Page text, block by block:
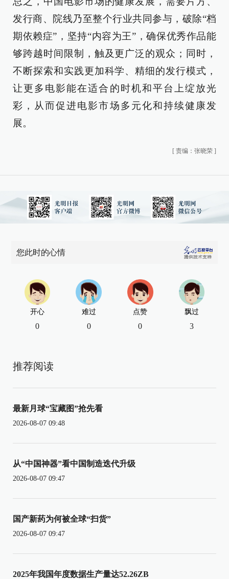
发行商、院线乃至整个行业共同参与，破除“档
期依赖症”，坚持“内容为王”，确保优秀作品能
够跨越时间限制，触及更广泛的观众；同时，
不断探索和实践更加科学、精细的发行模式，
让更多电影能在适合的时机和平台上绽放光
彩，从而促进电影市场多元化和持续健康发
展。
[ 责编：张晓荣 ]
您此时的心情
开心
0
难过
0
点赞
0
飘过
3
推荐阅读
最新月球“宝藏图”抢先看
2026-08-07 09:48
从“中国神器”看中国制造迭代升级
2026-08-07 09:47
国产新药为何被全球“扫货”
2026-08-07 09:47
2025年我国年度数据生产量达52.26ZB